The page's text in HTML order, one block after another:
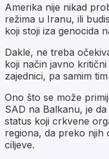
Amerika nije nikad
režima u Iranu, ili
koji stoji iza genocida
Dakle, ne treba
koji način javno
zajednici, pa samim
Ono što se može
SAD na Balkanu, je
status koji crkvene
regiona, da preko njih
ciljeve.